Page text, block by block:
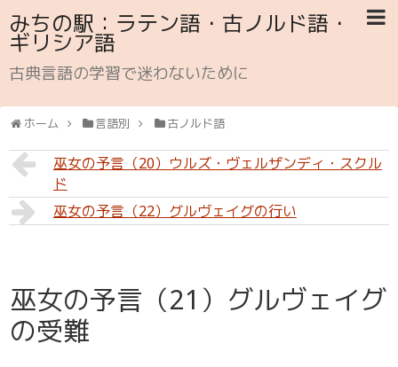
みちの駅：ラテン語・古ノルド語・
ギリシア語
古典言語の学習で迷わないために
ホーム 言語別 古ノルド語
巫女の予言（20）ウルズ・ヴェルザンディ・スクル
ド
巫女の予言（22）グルヴェイグの行い
巫女の予言（21）グルヴェイグ
の受難